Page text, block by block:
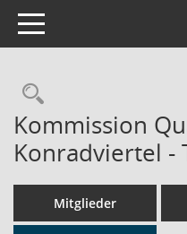
Toggle navigation
Kommission
Konradviertel -
Mitglieder